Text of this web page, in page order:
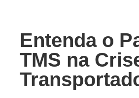
Entenda o
TMS na